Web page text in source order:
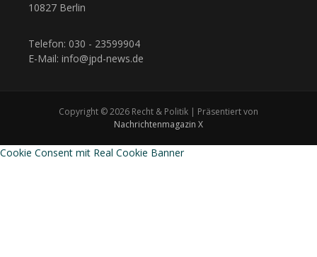
10827 Berlin
Telefon: 030 - 23599904
E-Mail: info@jpd-news.de
Copyright © 2026 Recht & Politik | Präsentiert von
Nachrichtenmagazin X
Cookie Consent mit Real Cookie Banner